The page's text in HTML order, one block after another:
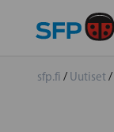
sfp.fi / Uutiset/